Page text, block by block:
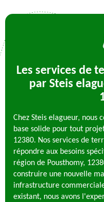
Les services de
par Steis
Chez Steis elagueur, nous
base solide pour tout
12380. Nos services de
répondre aux besoins
région de Pousthomy,
construire une nouvelle
infrastructure
existant, nous avons